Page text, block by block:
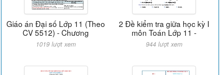
Giáo án Đại số Lớp 11 (Theo
CV 5512) - Chương
1019 lượt xem
2 Đề kiểm tra giữa học kỳ I
môn Toán Lớp 11 -
944 lượt xem